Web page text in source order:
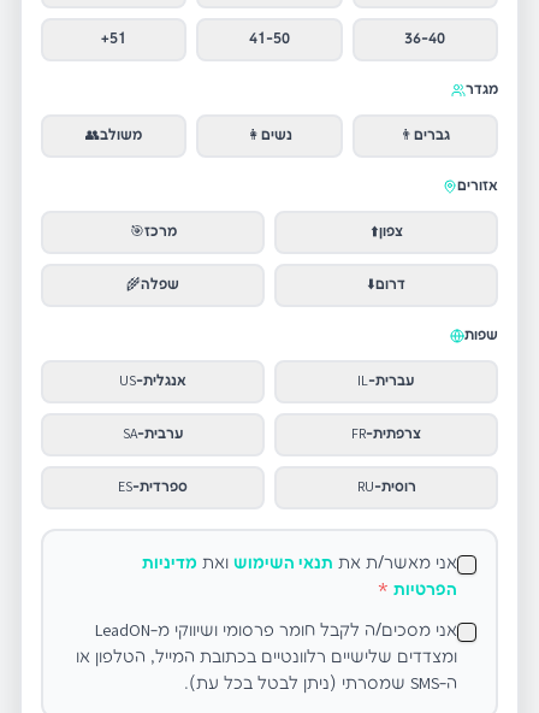
36-40
41-50
51+
מגדר
גברים👨 נשים👩 משולב👥
אזורים
צפון⬆️ מרכז🎯
דרום⬇️ שפלה🌾
שפות
עברית-
IL אנגלית-
US
צרפתית-
FR ערבית-
SA
רוסית-
RU ספרדית-
ES
אני מאשר/ת את תנאי השימוש ואת מדיניות
הפרטיות *
אני מסכים/ה לקבל חומר פרסומי ושיווקי מ-LeadON
ומצדדים שלישיים רלוונטיים בכתובת המייל, הטלפון או
ה-SMS שמסרתי (ניתן לבטל בכל עת).